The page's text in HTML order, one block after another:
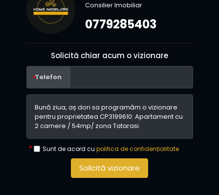
Consilier Imobiliar
0779285403
Solicită chiar acum o vizionare
Telefon
Sunt de acord cu politica de confidențialitate
Solicită vizionare